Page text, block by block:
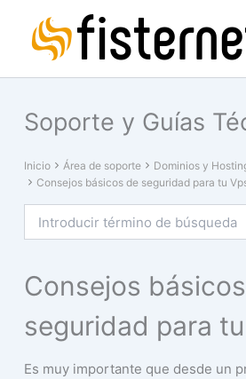
contenido
Soporte y Guías
Inicio Área de soporte
Dominios y
Consejos básicos de seguridad para tu
Consejos
seguridad para
Es muy importante que desde un